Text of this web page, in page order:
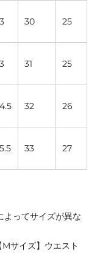
30 25
31 25
32 26
33 27
よってサイズが異な
サイズ】ウエスト